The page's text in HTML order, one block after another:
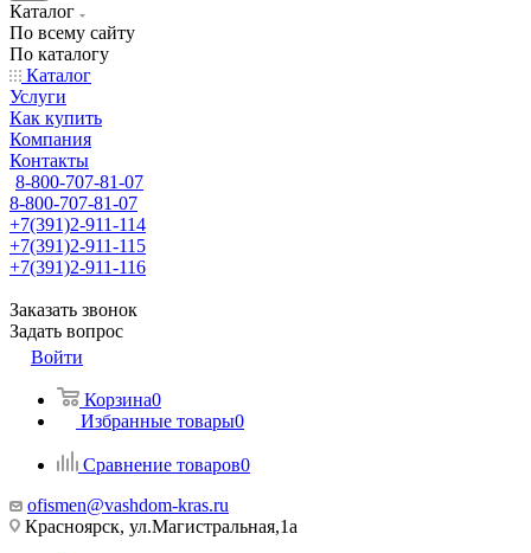
Каталог
По всему сайту
По каталогу
Каталог
Услуги
Как купить
Компания
Контакты
8-800-707-81-07
8-800-707-81-07
+7(391)2-911-114
+7(391)2-911-115
+7(391)2-911-116
Заказать звонок
Задать вопрос
Войти
Корзина0
Избранные товары0
Сравнение товаров0
ofismen@vashdom-kras.ru
Красноярск, ул.Магистральная,1а